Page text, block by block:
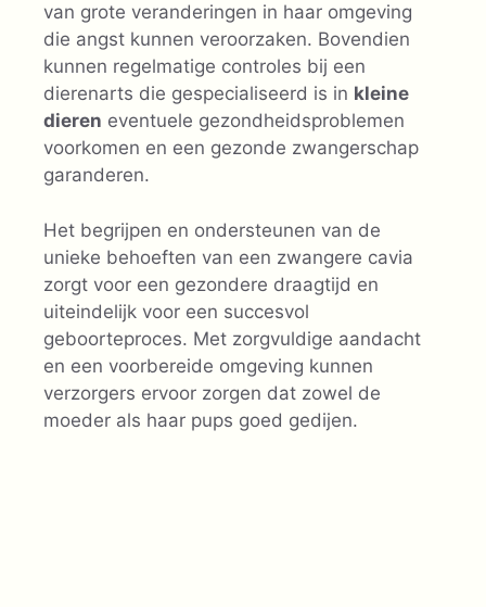
van grote veranderingen in haar omgeving
die angst kunnen veroorzaken. Bovendien
kunnen regelmatige controles bij een
dierenarts die gespecialiseerd is in kleine
dieren eventuele gezondheidsproblemen
voorkomen en een gezonde zwangerschap
garanderen.
Het begrijpen en ondersteunen van de
unieke behoeften van een zwangere cavia
zorgt voor een gezondere draagtijd en
uiteindelijk voor een succesvol
geboorteproces. Met zorgvuldige aandacht
en een voorbereide omgeving kunnen
verzorgers ervoor zorgen dat zowel de
moeder als haar pups goed gedijen.